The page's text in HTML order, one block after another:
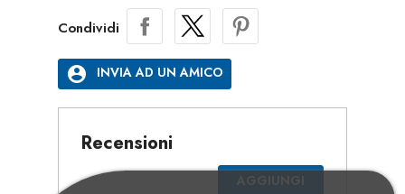
Condividi
account_circle INVIA AD UN AMICO
Recensioni
AGGIUNGI